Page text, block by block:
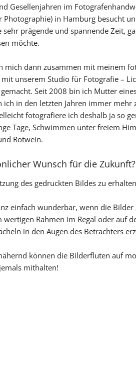
Gesellenjahren im
Photographie) in Hamburg besucht
sehr prägende und spannende Zeit,
möchte.
mich dann zusammen mit meinem
unserem Studio für Fotografie –
Seit 2008 bin ich Mutter
ich in den letzten Jahren immer mehr
fotografiere ich deshalb ja so
Tage, Schwimmen unter freiem
Rotwein.
Wunsch für die Zukunft?
des gedruckten Bildes zu
einfach wunderbar, wenn die
Rahmen im Regal oder auf
in den Augen des Betrachters
können die Bilderfluten auf
mithalten!